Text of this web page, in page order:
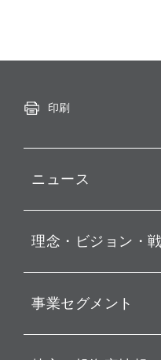
印刷
ニュース
お知らせ
動画配信
理念・ビジョン・
経営理念
ビジョン
事業セグメント